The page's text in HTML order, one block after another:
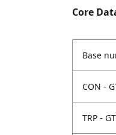
Core
Base
CON -
TRP -